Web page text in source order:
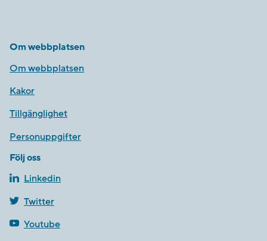
Om webbplatsen
Om webbplatsen
Kakor
Tillgänglighet
Personuppgifter
Följ oss
Linkedin
Twitter
Youtube